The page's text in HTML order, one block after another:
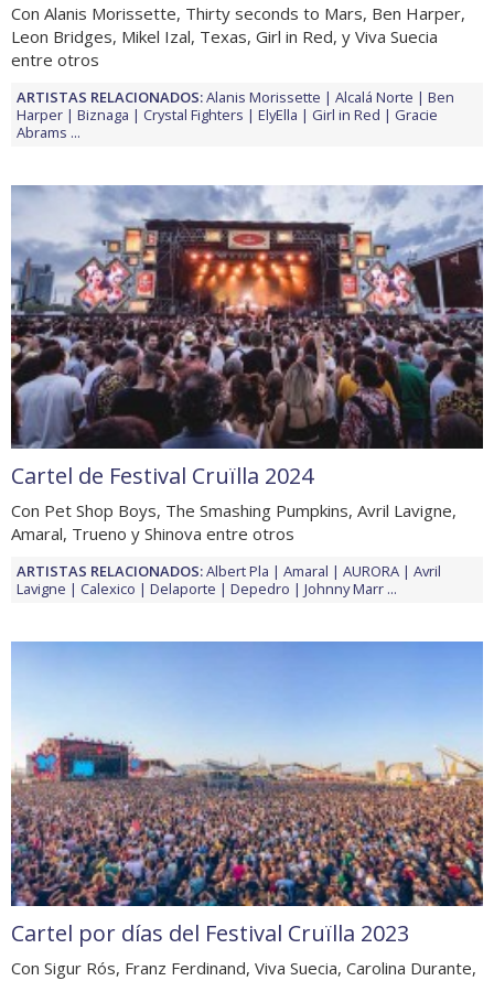
Con Alanis Morissette, Thirty seconds to Mars, Ben Harper,
Leon Bridges, Mikel Izal, Texas, Girl in Red, y Viva Suecia
entre otros
ARTISTAS RELACIONADOS:Alanis Morissette Alcalá Norte
Ben
Harper
Biznaga Crystal Fighters ElyElla Girl in Red
Gracie
Abrams ...
Cartel de Festival Cruïlla 2024
Con Pet Shop Boys, The Smashing Pumpkins, Avril Lavigne,
Amaral, Trueno y Shinova entre otros
ARTISTAS RELACIONADOS:Albert Pla Amaral AURORA
Avril
Lavigne
Calexico Delaporte Depedro Johnny Marr ...
Cartel por días del Festival Cruïlla 2023
Con Sigur Rós, Franz Ferdinand, Viva Suecia, Carolina Durante,